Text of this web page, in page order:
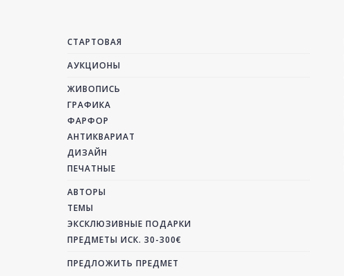
СТАРТОВАЯ
АУКЦИОНЫ
ЖИВОПИСЬ
ГРАФИКА
ФАРФОР
АНТИКВАРИАТ
ДИЗАЙН
ПЕЧАТНЫЕ
АВТОРЫ
ТЕМЫ
ЭКСКЛЮЗИВНЫЕ ПОДАРКИ
ПРЕДМЕТЫ ИСК. 30-300€
ПРЕДЛОЖИТЬ ПРЕДМЕТ